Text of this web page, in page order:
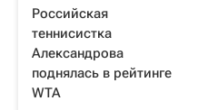
Российская
теннисистка
Александрова
поднялась в рейтинге
WTA